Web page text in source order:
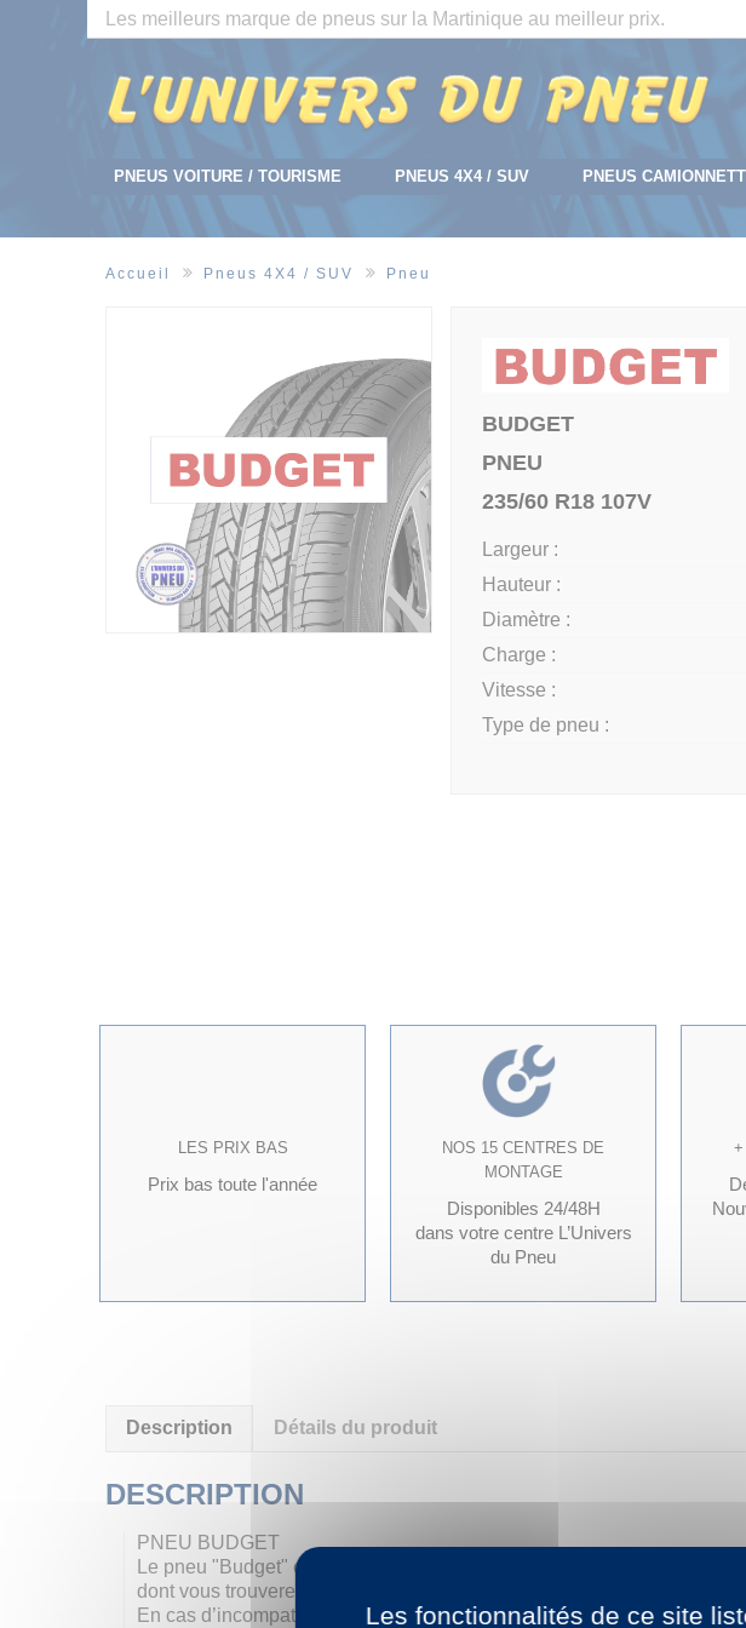
Les meilleurs marque de pneus sur la Martinique au meilleur prix.
PNEUS VOITURE / TOURISME PNEUS 4X4 / SUV PNEUS
Accueil Pneus 4X4 / SUV Pneu
BUDGET
PNEU
235/60 R18 107V
Largeur :
Hauteur :
Diamètre :
Charge :
Vitesse :
Type de pneu :
LES PRIX BAS
Prix bas toute l'année
NOS 15 CENTRES DE
MONTAGE
Disponibles 24/48H
dans votre centre L’Univers
du Pneu
+
Description Détails du produit
DESCRIPTION
PNEU BUDGET
Le pneu "Budget" est un pneu aux normes européennes, à prix très
dont vous trouverez la liste non exhaustive ci-après: Triangle,
En cas d’incompatibilité de profil (indices de charge et de vitesse)
Panneau de gestion des cookies
Les fonctionnalités de ce site